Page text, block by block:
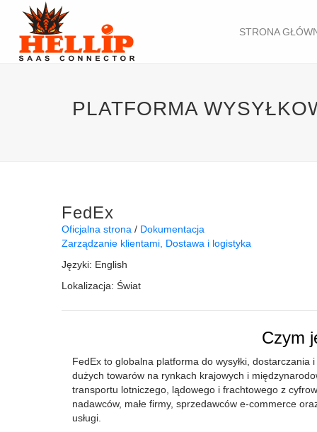
STRONA
PLATFORMA
FedEx
Oficjalna strona
Dokumentacja
Zarządzanie klientami Dostawa i logistyka
Języki: English
Lokalizacja: Świat
Czym
FedEx to globalna platforma do wysyłki,
dużych towarów na rynkach krajowych i
transportu lotniczego, lądowego i frachtowego z
nadawców, małe firmy, sprzedawców e-commerce
usługi.